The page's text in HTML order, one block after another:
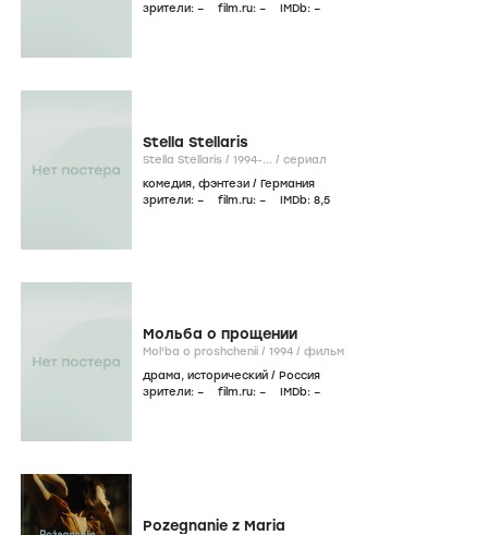
зрители: – film.ru: – IMDb: –
Stella Stellaris
Stella Stellaris / 1994-... / сериал
комедия, фэнтези / Германия
зрители: – film.ru: – IMDb: 8,5
Мольба о прощении
Mol'ba o proshchenii / 1994 / фильм
драма, исторический / Россия
зрители: – film.ru: – IMDb: –
Pozegnanie z Maria